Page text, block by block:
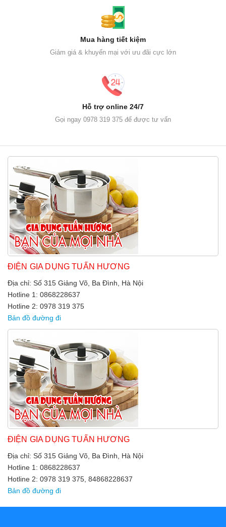
Mua hàng tiết kiệm
Giảm giá & khuyến mại với ưu đãi cực lớn
Hỗ trợ online 24/7
Gọi ngay 0978 319 375 để được tư vấn
ĐIỆN GIA DỤNG TUẤN HƯƠNG
Địa chỉ: Số 315 Giảng Võ, Ba Đình, Hà Nội
Hotline 1: 0868228637
Hotline 2: 0978 319 375
Bản đồ đường đi
ĐIỆN GIA DỤNG TUẤN HƯƠNG
Địa chỉ: Số 315 Giảng Võ, Ba Đình, Hà Nội
Hotline 1: 0868228637
Hotline 2: 0978 319 375, 84868228637
Bản đồ đường đi